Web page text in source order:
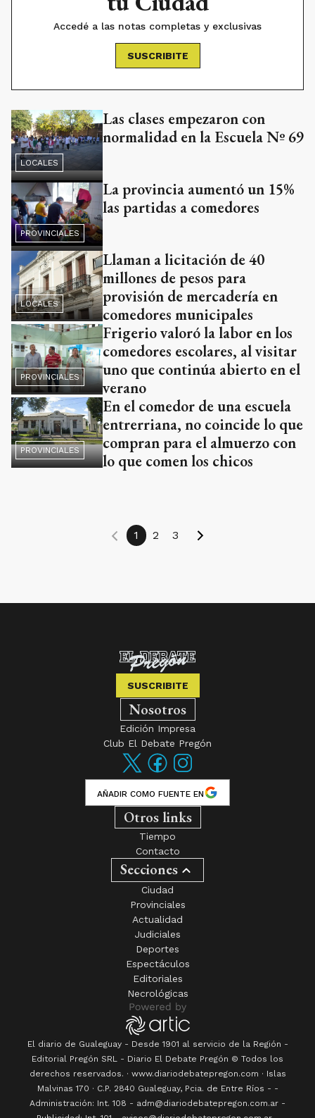
Accedé a las notas completas y exclusivas
SUSCRIBITE
LOCALES
Las clases empezaron con
normalidad en la Escuela Nº 69
PROVINCIALES
La provincia aumentó un 15%
las partidas a comedores
LOCALES
Llaman a licitación de 40
millones de pesos para
provisión de mercadería en
comedores municipales
PROVINCIALES
Frigerio valoró la labor en los
comedores escolares, al visitar
uno que continúa abierto en el
verano
PROVINCIALES
En el comedor de una escuela
entrerriana, no coincide lo que
compran para el almuerzo con
lo que comen los chicos
1 2 3
SUSCRIBITE
Nosotros
Edición Impresa
Club El Debate Pregón
AÑADIR COMO FUENTE EN
Otros links
Tiempo
Contacto
Secciones
Ciudad
Provinciales
Actualidad
Judiciales
Deportes
Espectáculos
Editoriales
Necrológicas
El diario de Gualeguay - Desde 1901 al servicio de la Región -
Editorial Pregón SRL - Diario El Debate Pregón © Todos los
derechos reservados. · www.diariodebatepregon.com · Islas
Malvinas 170 · C.P. 2840 Gualeguay, Pcia. de Entre Ríos - -
Administración: Int. 108 - adm@diariodebatepregon.com.ar -